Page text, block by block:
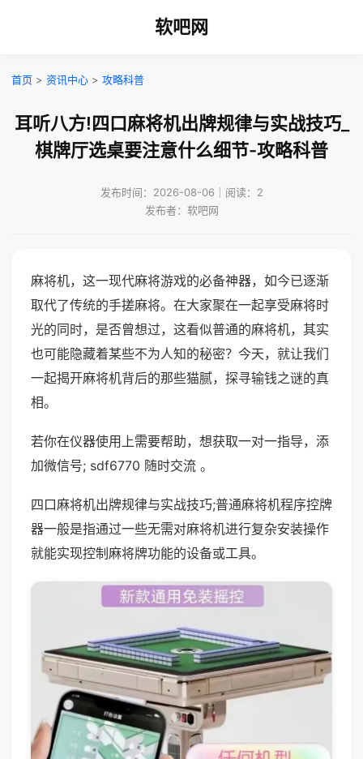
软吧网
首页 > 资讯中心 > 攻略科普
耳听八方!四口麻将机出牌规律与实战技巧_
棋牌厅选桌要注意什么细节-攻略科普
发布时间：2026-08-06｜阅读：2
发布者：软吧网
麻将机，这一现代麻将游戏的必备神器，如今已逐渐
取代了传统的手搓麻将。在大家聚在一起享受麻将时
光的同时，是否曾想过，这看似普通的麻将机，其实
也可能隐藏着某些不为人知的秘密？今天，就让我们
一起揭开麻将机背后的那些猫腻，探寻输钱之谜的真
相。
若你在仪器使用上需要帮助，想获取一对一指导，添
加微信号; sdf6770 随时交流 。
四口麻将机出牌规律与实战技巧;普通麻将机程序控牌
器一般是指通过一些无需对麻将机进行复杂安装操作
就能实现控制麻将牌功能的设备或工具。